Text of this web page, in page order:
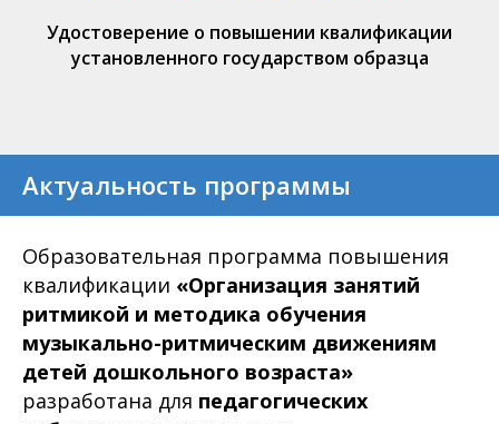
Удостоверение о повышении квалификации
установленного государством образца
Актуальность программы
Образовательная программа повышения
квалификации «Организация занятий
ритмикой и методика обучения
музыкально-ритмическим движениям
детей дошкольного возраста»
разработана для педагогических